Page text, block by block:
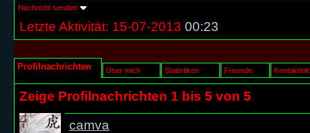
Nachricht senden
Letzte Aktivität: 15-07-2013 00:23
Profilnachrichten Über mich Statistiken Freunde
Zeige Profilnachrichten 1 bis 5 von 5
camva